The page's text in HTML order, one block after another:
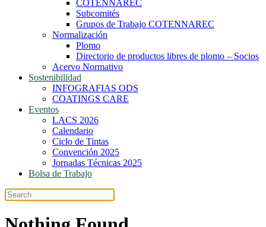
COTENNAREC
Subcomités
Grupos de Trabajo COTENNAREC
Normalización
Plomo
Directorio de productos libres de plomo – Socios
Acervo Normativo
Sostenibilidad
INFOGRAFIAS ODS
COATINGS CARE
Eventos
LACS 2026
Calendario
Ciclo de Tintas
Convención 2025
Jornadas Técnicas 2025
Bolsa de Trabajo